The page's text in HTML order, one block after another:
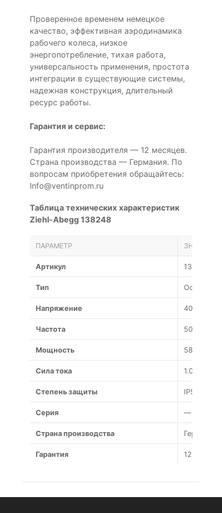
Проверенное временем немецкое
качество, эффективная аэродинамика
рабочего колеса, низкое
энергопотребление, тихая работа,
универсальность применения, простота
интеграции в существующие системы,
надежная конструкция, длительный
ресурс работы.
Гарантия и сервис:
Гарантия производителя — 12 месяцев.
Страна производства — Германия. По
вопросам приобретения обращайтесь:
Info@ventinprom.ru
Таблица технических характеристик
Ziehl-Abegg 138248
ПАРАМЕТР ЗНАЧЕНИЕ
Артикул 138248
Тип Осевой
Напряжение 400 В
Частота 50 Гц
Мощность 580 Вт
Сила тока 1.05 А
Степень защиты IP54
Серия —
Страна производства Германия
Гарантия 12